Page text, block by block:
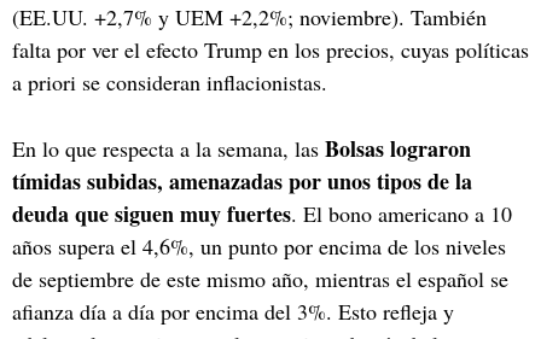
(EE.UU. +2,7% y UEM +2,2%; noviembre). También
falta por ver el efecto Trump en los precios, cuyas políticas
a priori se consideran inflacionistas.
En lo que respecta a la semana, las Bolsas lograron
tímidas subidas, amenazadas por unos tipos de la
deuda que siguen muy fuertes. El bono americano a 10
años supera el 4,6%, un punto por encima de los niveles
de septiembre de este mismo año, mientras el español se
afianza día a día por encima del 3%. Esto refleja y